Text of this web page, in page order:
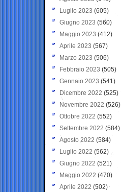
Luglio 2023 (605)
Giugno 2023 (560)
Maggio 2023 (412)
Aprile 2023 (567)
Marzo 2023 (506)
Febbraio 2023 (505)
Gennaio 2023 (541)
Dicembre 2022 (525)
Novembre 2022 (526)
Ottobre 2022 (552)
Settembre 2022 (584)
Agosto 2022 (584)
Luglio 2022 (562)
Giugno 2022 (521)
Maggio 2022 (470)
Aprile 2022 (502)